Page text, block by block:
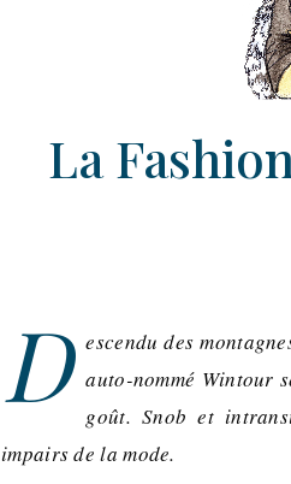
La
D escendu des
auto-nommé Wintour
goût. Snob et
impairs de la mode.